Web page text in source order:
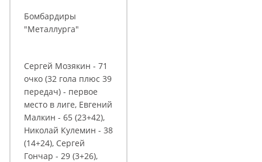
Бомбардиры
"Металлурга"
Сергей Мозякин - 71
очко (32 гола плюс 39
передач) - первое
место в лиге, Евгений
Малкин - 65 (23+42),
Николай Кулемин - 38
(14+24), Сергей
Гончар - 29 (3+26),